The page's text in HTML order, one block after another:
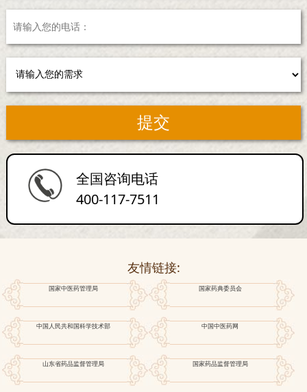
全国咨询电话
400-117-7511
友情链接:
国家中医药管理局 国家药典委员会
中国人民共和国科学技术部 中国中医药网
山东省药品监督管理局 国家药品监督管理局